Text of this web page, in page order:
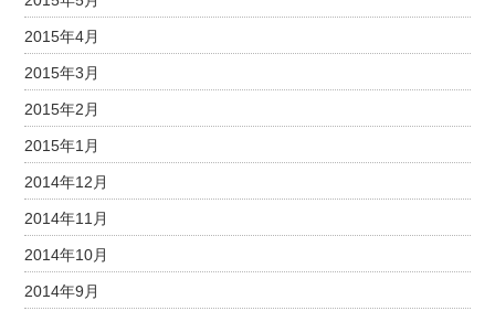
2015年4月
2015年3月
2015年2月
2015年1月
2014年12月
2014年11月
2014年10月
2014年9月